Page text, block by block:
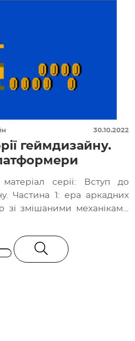
30.10.2022
геймдизайну.
серії: Вступ до
Частина 1: ера аркадних
зі змішаними механіками